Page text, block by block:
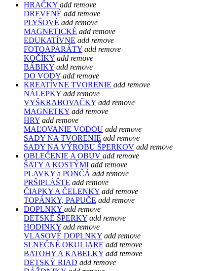
HRAČKY add remove
DREVENÉ add remove
PLYŠOVÉ add remove
MAGNETICKÉ add remove
EDUKATÍVNE add remove
FOTOAPARÁTY add remove
KOČÍKY add remove
BÁBIKY add remove
DO VODY add remove
KREATÍVNE TVORENIE add remove
NÁLEPKY add remove
VYŠKRABOVAČKY add remove
MAGNETKY add remove
HRY add remove
MAĽOVANIE VODOU add remove
SADY NA TVORENIE add remove
SADY NA VÝROBU ŠPERKOV add remove
OBLEČENIE A OBUV add remove
ŠATY A KOSTÝMI add remove
PLAVKY a PONČÁ add remove
PRŠIPLÁŠTE add remove
ČIAPKY A ČELENKY add remove
TOPÁNKY, PAPUČE add remove
DOPLNKY add remove
DETSKÉ ŠPERKY add remove
HODINKY add remove
VLASOVÉ DOPLNKY add remove
SLNEČNÉ OKULIARE add remove
BATOHY A KABELKY add remove
DETSKÝ RIAD add remove